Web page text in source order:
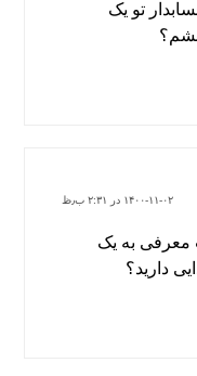
تو یک
۱۴۰۰-۱۱-۰۲ در ۲:۳۱ ب٫ظ
معرفی به یک
دارید؟